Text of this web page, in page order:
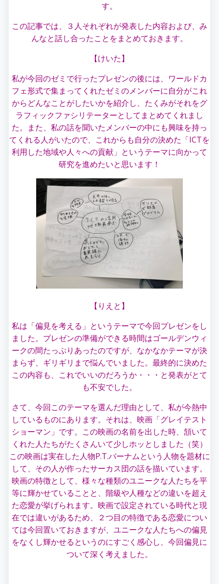
す。
この記事では、３人それぞれが発表した内容および、み
んなと話し合ったことをまとめておきます。
【けいた】
私が今回のゼミで行ったプレゼンの後には、ワールドカ
フェ形式で集まってくれたゼミのメンバーに自分がこれ
からどんなことがしたいかを紹介し、たくみがそれをグ
ラフィックファシリテーターとしてまとめてくれまし
た。また、私の話を聞いたメンバーの中にも興味を持っ
てくれる人がいたので、これからも自分の決めた「ICTを
利用した地域や人々への貢献」というテーマに向かって
研究を進めたいと思います！
【りえと】
私は「偏見を考える」というテーマで今回プレゼンをし
ました。プレゼンの準備ができる時間はゴールデンウィ
ークの間たっぷりあったのですが、なかなかテーマが決
まらず、ギリギリまで悩んでいました。最終的に決めた
この内容も、これでいいのだろうか・・・と発表がとて
も不安でした。
さて、今回このテーマを選んだ理由として、私が今熱中
しているものにあります。それは、映画「グレイテスト
ショーマン」です。この映画の名前を出した時、頷いて
くれた人たちがたくさんいて少しホッとしました（笑）
この映画は実在した人物P.T.バーナムという人物を題材に
して、その人が作ったサーカス団の話を描いています。
映画の特徴として、様々な種類のユニークな人たちを平
等に輝かせていることと、階級や人種などの違いを超え
た恋愛が挙げられます。映画で設定されている時代と現
在では違いがあるため、２つ目の特徴である恋愛につい
ては今回置いておきますが、ユニークな人たちへの偏見
をなくし輝かせるというのにすごく感心し、今回偏見に
ついて深く考えました。